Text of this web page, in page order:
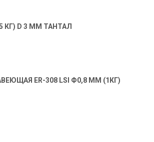
D 3 ММ ТАНТАЛ
ER-308 LSI Ф0,8 ММ (1КГ)